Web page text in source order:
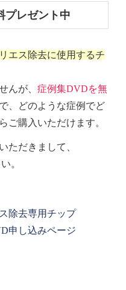
プレゼント中
エス除去に使用するチ
んが、 症例集DVDを無
、どのような症例でど
ご購入いただけます。
ただきまして、
。
除去専用チップ
申し込みページ